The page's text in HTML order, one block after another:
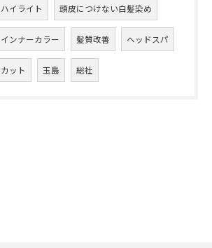
ハイライト 頭皮につけない白髪染め
インナーカラー 髪質改善 ヘッドスパ
カット 玉島 総社